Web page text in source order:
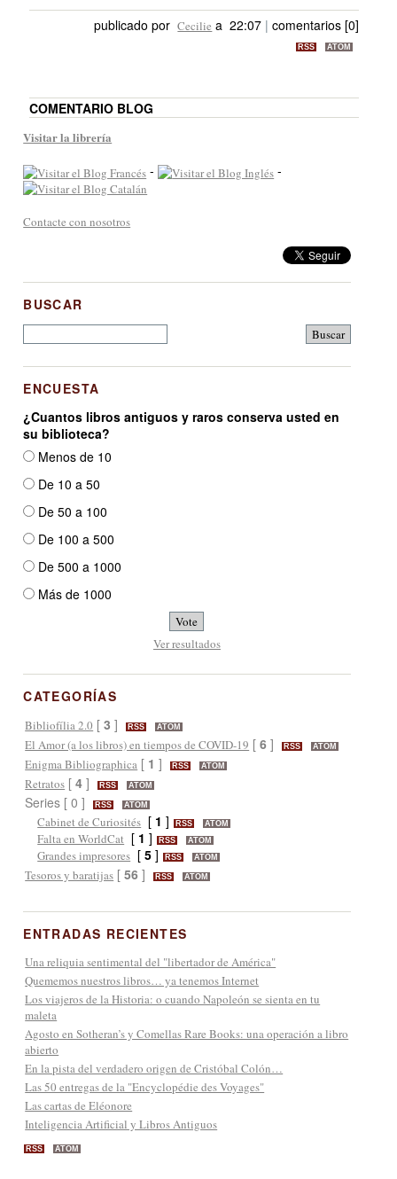
publicado por Cecilie a 22:07 |comentarios [0]
RSS ATOM
COMENTARIO BLOG
Visitar la librería
- -
Contacte con nosotros
BUSCAR
ENCUESTA
¿Cuantos libros antiguos y raros conserva usted en
su biblioteca?
Menos de 10
De 10 a 50
De 50 a 100
De 100 a 500
De 500 a 1000
Más de 1000
Ver resultados
CATEGORÍAS
Bibliofília 2.0 [3 ] RSS ATOM
El Amor (a los libros) en tiempos de COVID-19 [6 ] RSS ATOM
Enigma Bibliographica [ 1 ] RSS ATOM
Retratos [4 ] RSS ATOM
Series [ 0 ] RSS ATOM
Cabinet de Curiosités [ 1 ] RSS ATOM
Falta en WorldCat [ 1 ] RSS ATOM
Grandes impresores [5 ] RSS ATOM
Tesoros y baratijas [56 ] RSS ATOM
ENTRADAS RECIENTES
Una reliquia sentimental del "libertador de América"
Quememos nuestros libros… ya tenemos Internet
Los viajeros de la Historia: o cuando Napoleón se sienta en tu
maleta
Agosto en Sotheran’s y Comellas Rare Books: una operación a libro
abierto
En la pista del verdadero origen de Cristóbal Colón…
Las 50 entregas de la "Encyclopédie des Voyages"
Las cartas de Eléonore
Inteligencia Artificial y Libros Antiguos
RSS ATOM